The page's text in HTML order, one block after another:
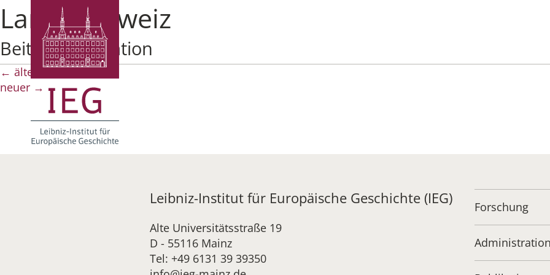
Land:Schweiz
Beitragsnavigation
← älter
neuer →
Leibniz-Institut für Europäische Geschichte (IEG)
Alte Universitätsstraße 19
D - 55116 Mainz
Tel: +49 6131 39 39350
Forschung
Administration